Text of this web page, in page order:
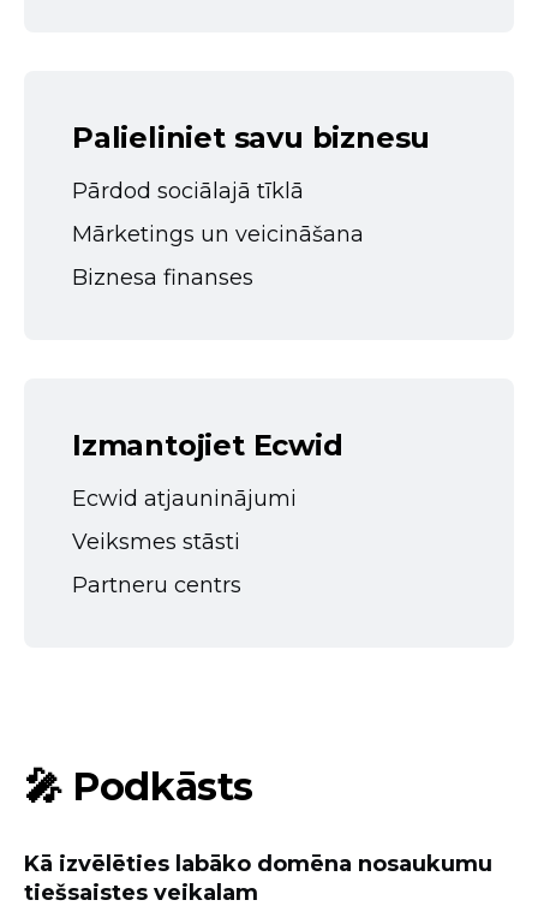
Palieliniet savu biznesu
Pārdod sociālajā tīklā
Mārketings un veicināšana
Biznesa finanses
Izmantojiet Ecwid
Ecwid atjauninājumi
Veiksmes stāsti
Partneru centrs
🎤 Podkāsts
Kā izvēlēties labāko domēna nosaukumu
tiešsaistes veikalam